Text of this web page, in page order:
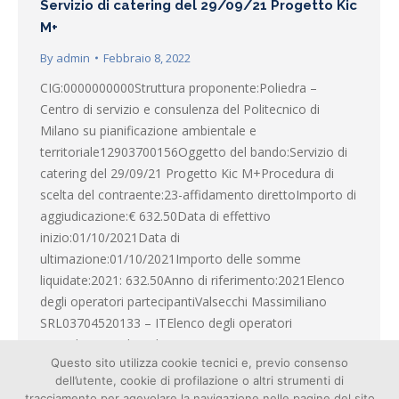
Servizio di catering del 29/09/21 Progetto Kic
M+
By admin Febbraio 8, 2022
CIG:0000000000Struttura proponente:Poliedra –
Centro di servizio e consulenza del Politecnico di
Milano su pianificazione ambientale e
territoriale12903700156Oggetto del bando:Servizio di
catering del 29/09/21 Progetto Kic M+Procedura di
scelta del contraente:23-affidamento direttoImporto di
aggiudicazione:€ 632.50Data di effettivo
inizio:01/10/2021Data di
ultimazione:01/10/2021Importo delle somme
liquidate:2021: 632.50Anno di riferimento:2021Elenco
degli operatori partecipantiValsecchi Massimiliano
SRL03704520133 – ITElenco degli operatori
aggiudicatariValsecchi…
Questo sito utilizza cookie tecnici e, previo consenso
dell’utente, cookie di profilazione o altri strumenti di